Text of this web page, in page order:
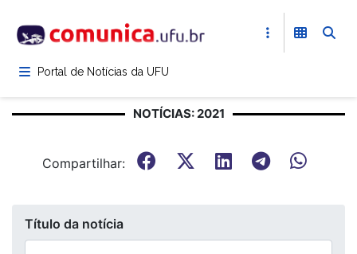
para
conteúdoPortal de Notícias da UFU
NOTÍCIAS: 2021
Compartilhar:
Título da notícia